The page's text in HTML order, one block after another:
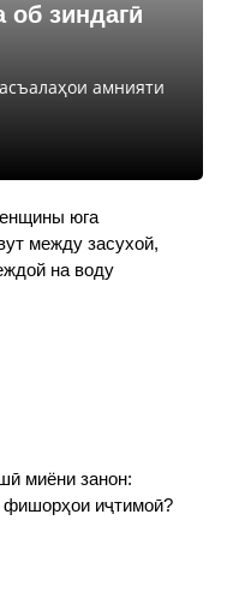
об зиндагӣ
амнияти
юга
между засухой,
на воду
миёни занон:
фишорҳои иҷтимоӣ?